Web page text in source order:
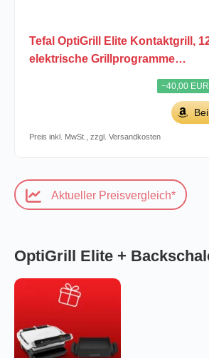
Tefal OptiGrill Elite Kontaktgrill,
elektrische Grillprogramme…
−40,00 EUR
Preis inkl. MwSt., zzgl. Versandkosten
Aktueller Preisvergleich*
OptiGrill Elite +